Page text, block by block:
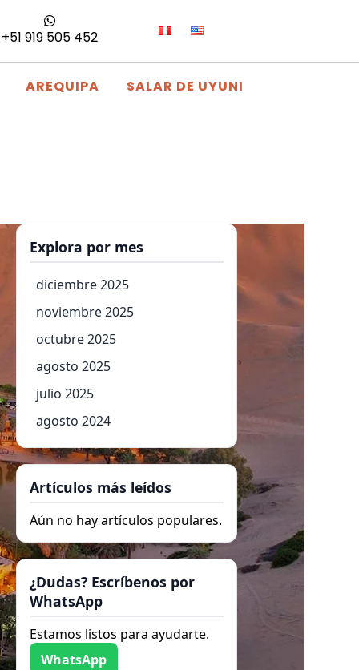
+51 919 505 452
AREQUIPA SALAR DE UYUNI
Explora por mes
diciembre 2025
noviembre 2025
octubre 2025
agosto 2025
julio 2025
agosto 2024
Artículos más leídos
Aún no hay artículos populares.
¿Dudas? Escríbenos por
WhatsApp
Estamos listos para ayudarte.
WhatsApp